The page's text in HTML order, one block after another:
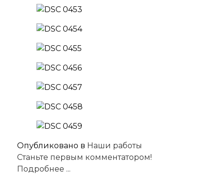
Опубликовано в Наши работы
Станьте первым комментатором!
Подробнее ...